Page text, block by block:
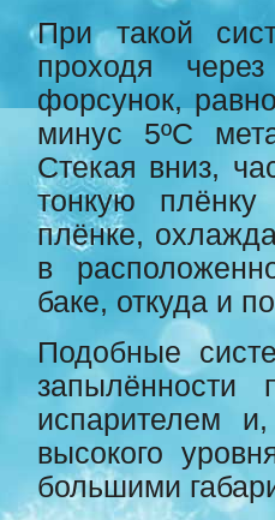
При такой
проходя
форсунок,
минус 5ºС
Стекая вниз,
тонкую
плёнке,
в
баке, откуда и
Подобные
запылённости
испарителем
высокого
большими